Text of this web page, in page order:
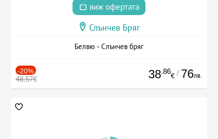
виж офертата
Слънчев Бряг
Белвю - Слънчев бряг
-20%
48.57€ 38.86
€ / 76лв.